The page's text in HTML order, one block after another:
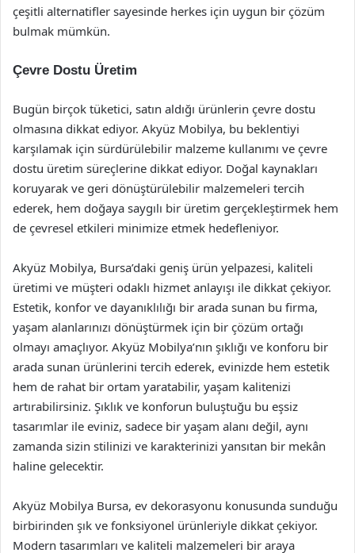
çeşitli alternatifler sayesinde herkes için uygun bir çözüm
bulmak mümkün.
Çevre Dostu Üretim
Bugün birçok tüketici, satın aldığı ürünlerin çevre dostu
olmasına dikkat ediyor. Akyüz Mobilya, bu beklentiyi
karşılamak için sürdürülebilir malzeme kullanımı ve çevre
dostu üretim süreçlerine dikkat ediyor. Doğal kaynakları
koruyarak ve geri dönüştürülebilir malzemeleri tercih
ederek, hem doğaya saygılı bir üretim gerçekleştirmek hem
de çevresel etkileri minimize etmek hedefleniyor.
Akyüz Mobilya, Bursa’daki geniş ürün yelpazesi, kaliteli
üretimi ve müşteri odaklı hizmet anlayışı ile dikkat çekiyor.
Estetik, konfor ve dayanıklılığı bir arada sunan bu firma,
yaşam alanlarınızı dönüştürmek için bir çözüm ortağı
olmayı amaçlıyor. Akyüz Mobilya’nın şıklığı ve konforu bir
arada sunan ürünlerini tercih ederek, evinizde hem estetik
hem de rahat bir ortam yaratabilir, yaşam kalitenizi
artırabilirsiniz. Şıklık ve konforun buluştuğu bu eşsiz
tasarımlar ile eviniz, sadece bir yaşam alanı değil, aynı
zamanda sizin stilinizi ve karakterinizi yansıtan bir mekân
haline gelecektir.
Akyüz Mobilya Bursa, ev dekorasyonu konusunda sunduğu
birbirinden şık ve fonksiyonel ürünleriyle dikkat çekiyor.
Modern tasarımları ve kaliteli malzemeleri bir araya